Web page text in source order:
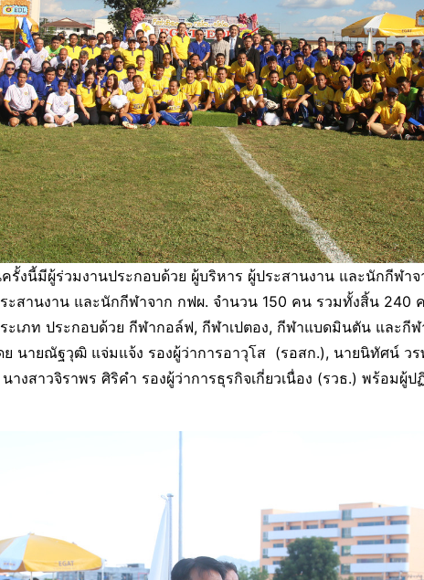
วมงานประกอบด้วย ผู้บริหาร ผู้ประสานงาน และนักกีฬาจ
ะสานงาน และนักกีฬาจาก กฟผ. จำนวน 150 คน รวมทั้งสิ้น 240
เภท ประกอบด้วย กีฬากอล์ฟ, กีฬาเปตอง, กีฬาแบดมินตัน และกี
ย นายณัฐวุฒิ แจ่มแจ้ง รองผู้ว่าการอาวุโส (รอสก.), นายนิทัศน์ ว
นางสาวจิราพร ศิริคำ รองผู้ว่าการธุรกิจเกี่ยวเนื่อง (รวธ.) พร้อมผู้